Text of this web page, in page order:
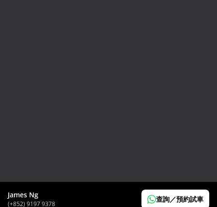
James Ng
(+852) 9197 9378
查詢／預約試車